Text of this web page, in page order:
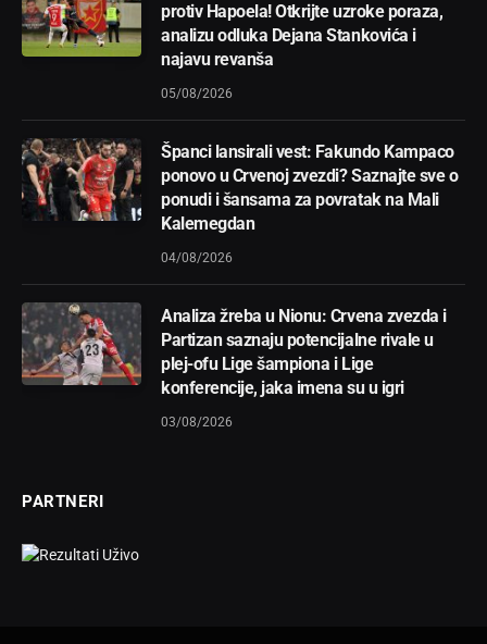
protiv Hapoela! Otkrijte uzroke poraza,
analizu odluka Dejana Stankovića i
najavu revanša
05/08/2026
Španci lansirali vest: Fakundo Kampaco
ponovo u Crvenoj zvezdi? Saznajte sve o
ponudi i šansama za povratak na Mali
Kalemegdan
04/08/2026
Analiza žreba u Nionu: Crvena zvezda i
Partizan saznaju potencijalne rivale u
plej-ofu Lige šampiona i Lige
konferencije, jaka imena su u igri
03/08/2026
PARTNERI